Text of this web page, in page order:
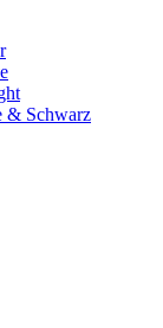
& Schwarz